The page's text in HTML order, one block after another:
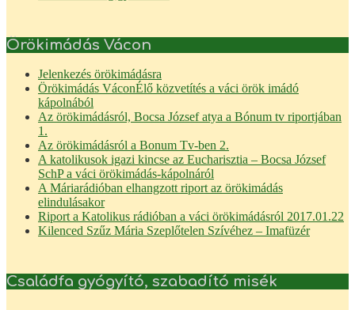
Örökimádás Vácon
Jelenkezés örökimádásra
Örökimádás VáconÉlő közvetítés a váci örök imádó
kápolnából
Az örökimádásról, Bocsa József atya a Bónum tv riportjában
1.
Az örökimádásról a Bonum Tv-ben 2.
A katolikusok igazi kincse az Eucharisztia – Bocsa József
SchP a váci örökimádás-kápolnáról
A Máriarádióban elhangzott riport az örökimádás
elindulásakor
Riport a Katolikus rádióban a váci örökimádásról 2017.01.22
Kilenced Szűz Mária Szeplőtelen Szívéhez – Imafüzér
Családfa gyógyító, szabadító misék